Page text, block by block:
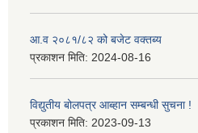
आ.व २०८१/८२ को बजेट वक्तब्य
प्रकाशन मिति: 2024-08-16
विद्युतीय बोलपत्र आब्हान सम्बन्धी सुचना !
प्रकाशन मिति: 2023-09-13